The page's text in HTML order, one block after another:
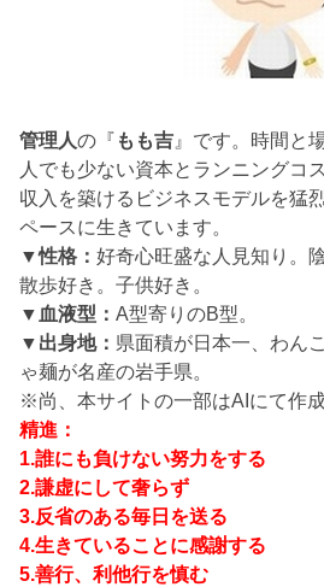
管理人の『 もも吉 』です。時間と
人でも少ない資本とランニングコ
収入を築けるビジネスモデルを猛
ペースに生きています。
▼性格：好奇心旺盛な人見知り。
散歩好き。子供好き。
▼血液型：A型寄りのB型。
▼出身地： 県面積が日本一、わん
ゃ麺が名産の岩手県。
※尚、本サイトの一部はAIにて作
精進：
1.誰にも負けない努力をする
2.謙虚にして奢らず
3.反省のある毎日を送る
4.生きていることに感謝する
5.善行、利他行を慎む